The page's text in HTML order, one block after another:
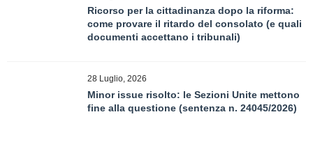
Ricorso per la cittadinanza dopo la riforma:
come provare il ritardo del consolato (e quali
documenti accettano i tribunali)
28 Luglio, 2026
Minor issue risolto: le Sezioni Unite mettono
fine alla questione (sentenza n. 24045/2026)